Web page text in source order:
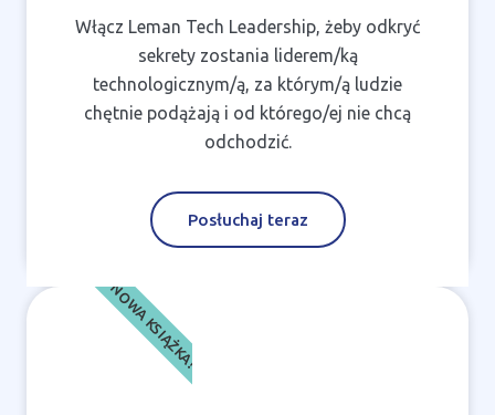
Włącz Leman Tech Leadership, żeby odkryć
sekrety zostania liderem/ką
technologicznym/ą, za którym/ą ludzie
chętnie podążają i od którego/ej nie chcą
odchodzić.
Posłuchaj teraz
NOWA KSIĄŻKA!